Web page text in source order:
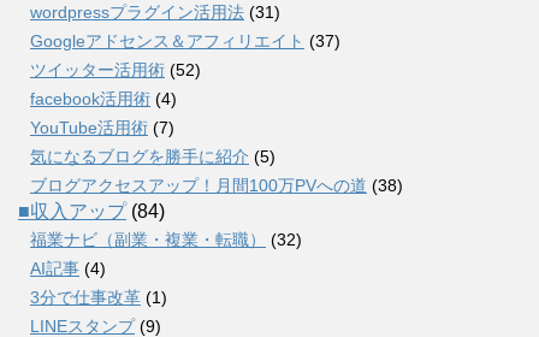
wordpressプラグイン活用法 (31)
Googleアドセンス＆アフィリエイト (37)
ツイッター活用術 (52)
facebook活用術 (4)
YouTube活用術 (7)
気になるブログを勝手に紹介 (5)
ブログアクセスアップ！月間100万PVへの道 (38)
■収入アップ(84)
福業ナビ（副業・複業・転職）
(32)
AI記事 (4)
3分で仕事改革 (1)
LINEスタンプ(9)